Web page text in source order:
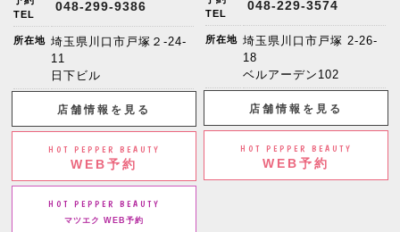
TEL
048-299-9386
所在地 埼玉県川口市戸塚２-24-
11
日下ビル
店舗情報を見る
HOT PEPPER BEAUTY
WEB予約
HOT PEPPER BEAUTY
マツエク WEB予約
TEL
048-229-3574
所在地 埼玉県川口市戸塚 2-26-
18
ベルアーデン102
店舗情報を見る
HOT PEPPER BEAUTY
WEB予約